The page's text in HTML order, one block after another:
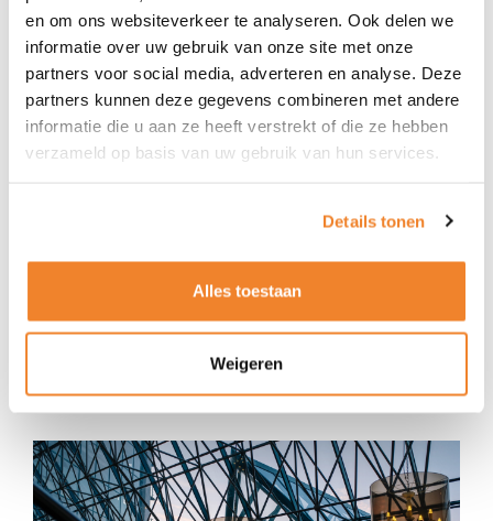
en om ons websiteverkeer te analyseren. Ook delen we
informatie over uw gebruik van onze site met onze
partners voor social media, adverteren en analyse. Deze
partners kunnen deze gegevens combineren met andere
informatie die u aan ze heeft verstrekt of die ze hebben
verzameld op basis van uw gebruik van hun services.
Details tonen
Alles toestaan
Weigeren
de provincie Groningen? Dan biedt Event Security
Group de oplossing. Met onze jarenlange ervaring in
de beveiligingsbranche en ons team van experts
staan wij klaar om jouw evenement of bedrijf te
beveiligen. Of het nu gaat om een groot
of een beveiligingsplan voor een overheidsinstantie,
met ons op of vraag een
aan!